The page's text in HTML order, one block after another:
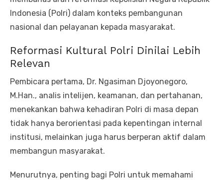
Indonesia (Polri) dalam konteks pembangunan
nasional dan pelayanan kepada masyarakat.
Reformasi Kultural Polri Dinilai Lebih
Relevan
Pembicara pertama, Dr. Ngasiman Djoyonegoro,
M.Han., analis intelijen, keamanan, dan pertahanan,
menekankan bahwa kehadiran Polri di masa depan
tidak hanya berorientasi pada kepentingan internal
institusi, melainkan juga harus berperan aktif dalam
membangun masyarakat.
Menurutnya, penting bagi Polri untuk memahami